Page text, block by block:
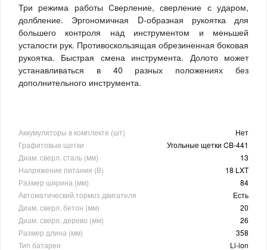
Три режима работы Сверление, сверление с ударом,
долбление. Эргономичная D-образная рукоятка для
большего контроля над инструментом и меньшей
усталости рук. Противоскользящая обрезиненная боковая
рукоятка. Быстрая смена инструмента. Долото может
устанавливаться в 40 разных положениях без
дополнительного инструмента.
Аккумуляторы в комплекте (шт)
Нет
Графитовые щетки
Угольные щетки CB-441
Диам. сверл. сталь (мм)
13
Напряжение питания (В)
18 LXT
Размер ширина (мм)
84
Автоматический тормоз двигателя
Есть
Диам. сверл. бетон (мм)
20
Диам. сверл. дерево (мм)
26
Размер длина (мм)
358
Тип батареи
Li-ion